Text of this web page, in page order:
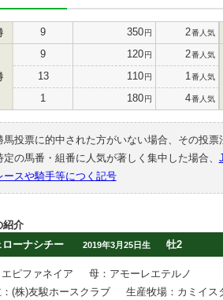
9 350円 2番人気
9 120円 2番人気
13 110円 1 番人気
1 180円 4番人気
馬投票に的中された方がいない場合、その投
定の馬番・組番に人気が著しく集中した場合、
ースや騎手等につく記号
紹介
ローナシチー
2019年3月25日生 牡2
ピファネイア
母：アモーレエテルノ
：(株)友駿ホースクラブ
生産牧場：カミイス